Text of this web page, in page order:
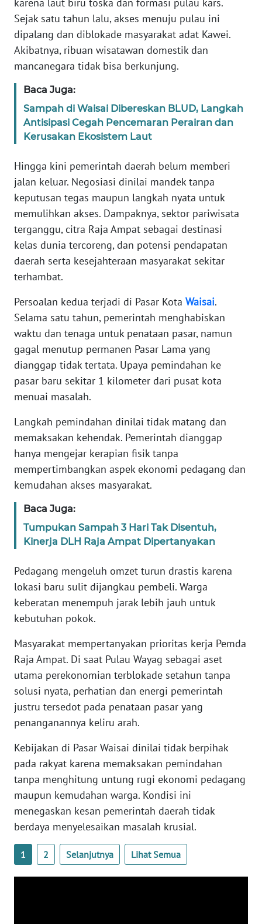
Sejak satu tahun lalu, akses menuju pulau ini
dipalang dan diblokade masyarakat adat Kawei.
Akibatnya, ribuan wisatawan domestik dan
mancanegara tidak bisa berkunjung.
Baca Juga:
Sampah di Waisai Dibereskan BLUD, Langkah
Antisipasi Cegah Pencemaran Perairan dan
Kerusakan Ekosistem Laut
Hingga kini pemerintah daerah belum memberi
jalan keluar. Negosiasi dinilai mandek tanpa
keputusan tegas maupun langkah nyata untuk
memulihkan akses. Dampaknya, sektor pariwisata
terganggu, citra Raja Ampat sebagai destinasi
kelas dunia tercoreng, dan potensi pendapatan
daerah serta kesejahteraan masyarakat sekitar
terhambat.
Persoalan kedua terjadi di Pasar Kota Waisai.
Selama satu tahun, pemerintah menghabiskan
waktu dan tenaga untuk penataan pasar, namun
gagal menutup permanen Pasar Lama yang
dianggap tidak tertata. Upaya pemindahan ke
pasar baru sekitar 1 kilometer dari pusat kota
menuai masalah.
Langkah pemindahan dinilai tidak matang dan
memaksakan kehendak. Pemerintah dianggap
hanya mengejar kerapian fisik tanpa
mempertimbangkan aspek ekonomi pedagang dan
kemudahan akses masyarakat.
Baca Juga:
Tumpukan Sampah 3 Hari Tak Disentuh,
Kinerja DLH Raja Ampat Dipertanyakan
Pedagang mengeluh omzet turun drastis karena
lokasi baru sulit dijangkau pembeli. Warga
keberatan menempuh jarak lebih jauh untuk
kebutuhan pokok.
Masyarakat mempertanyakan prioritas kerja Pemda
Raja Ampat. Di saat Pulau Wayag sebagai aset
utama perekonomian terblokade setahun tanpa
solusi nyata, perhatian dan energi pemerintah
justru tersedot pada penataan pasar yang
penanganannya keliru arah.
Kebijakan di Pasar Waisai dinilai tidak berpihak
pada rakyat karena memaksakan pemindahan
tanpa menghitung untung rugi ekonomi pedagang
maupun kemudahan warga. Kondisi ini
menegaskan kesan pemerintah daerah tidak
berdaya menyelesaikan masalah krusial.
1 2 Selanjutnya Lihat Semua
SUMUT
WN
WN
JABAR
BANTEN
WN
NTT
WN
KEPRI
PAPUA
WN
BARAT
WN
RIAU
WN
SERAMBI
WN
JAMBI
WN
SULTRA
NTB
WN
SULTENG
WN
SULBAR
WN
WN
SUMBAR
SUMSEL
WN
BENGKULU
WN